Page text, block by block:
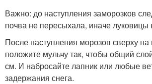
Важно: до наступления заморозков
почва не пересыхала, иначе луковицы
После наступления морозов сверху на
положите мульчу так, чтобы общий
см. И набросайте лапник или любые
задержания снега.